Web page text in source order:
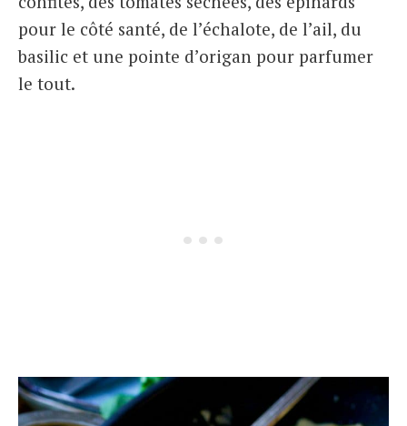
pour le côté santé, de l’échalote, de l’ail, du
basilic et une pointe d’origan pour parfumer
le tout.